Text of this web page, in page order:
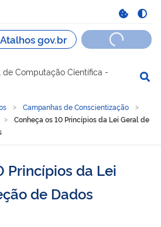
navegação
Computação Científica -
Campanhas de Conscientização
Conheça os 10 Princípios da Lei Geral de
Princípios da Lei
de Dados